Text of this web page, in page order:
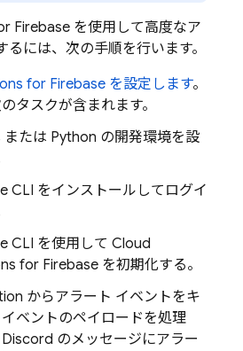
Firebase を使用して高度なア
るには、次の手順を行います。
for Firebase を設定します。
タスクが含まれます。
または Python の開発環境を設
CLI をインストールしてログイ
CLI を使用して Cloud
for Firebase を初期化する。
からアラート イベントをキ
ベントのペイロードを処理
Discord のメッセージにアラー